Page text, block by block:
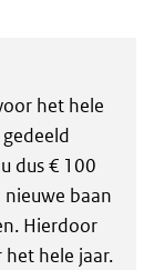
het hele
dus € 100
baan
Hierdoor
hele jaar.